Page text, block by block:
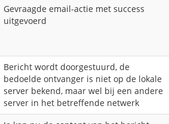
Gevraagde email-actie met success
uitgevoerd
Bericht wordt doorgestuurd, de
bedoelde ontvanger is niet op de lokale
server bekend, maar wel bij een andere
server in het betreffende netwerk